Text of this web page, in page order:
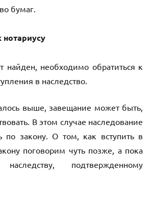
бумаг.
нотариусу
найден, необходимо обратиться к
в наследство.
выше, завещание может быть,
В этом случае наследование
по закону. О том, как вступить в
поговорим чуть позже, а пока
подтвержденному